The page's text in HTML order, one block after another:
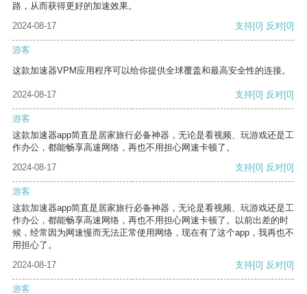
路，从而获得更好的加速效果。
2024-08-17
支持[0] 反对[0]
游客
这款加速器VPM应用程序可以给你提供全球覆盖和最高安全性的连接。
2024-08-17 支持[0] 反对[0]
游客
这款加速器app简直是居家旅行必备神器，无论是看视频、玩游戏还是工
作办公，都能畅享高速网络，再也不用担心网速卡顿了。
2024-08-17
支持[0] 反对[0]
游客
这款加速器app简直是居家旅行必备神器，无论是看视频、玩游戏还是工
作办公，都能畅享高速网络，再也不用担心网速卡顿了。以前出差的时
候，经常因为网速慢而无法正常使用网络，现在有了这个app，我再也不
用担心了。
2024-08-17
支持[0] 反对[0]
游客